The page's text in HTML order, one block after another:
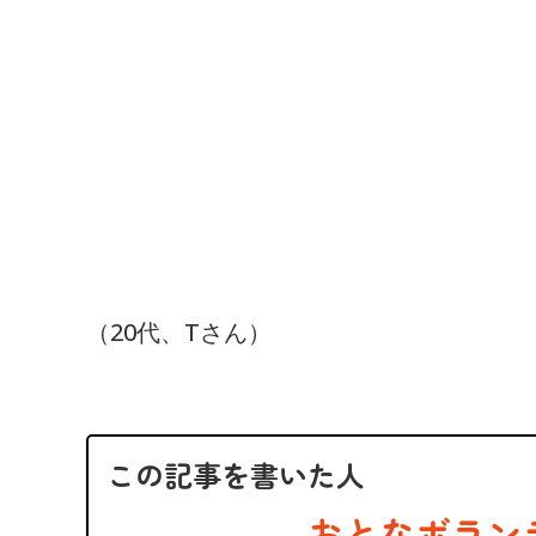
（20代、Tさん）
この記事を書いた人